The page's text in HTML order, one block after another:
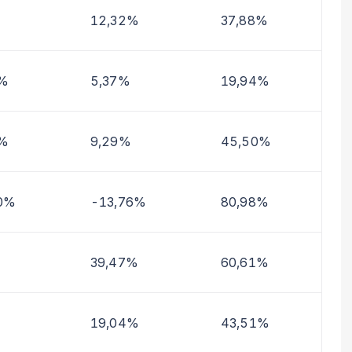
12,32% 37,88%
5,37% 19,94%
9,29% 45,50%
-13,76% 80,98%
39,47% 60,61%
19,04% 43,51%